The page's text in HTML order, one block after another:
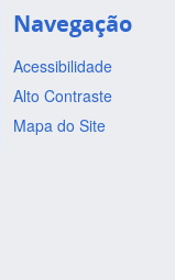
Navegação
Acessibilidade
Alto Contraste
Mapa do Site